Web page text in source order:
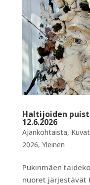
Haltijoiden
12.6.2026
Ajankohtaista,
2026, Yleinen
Pukinmäen
nuoret järjestävät